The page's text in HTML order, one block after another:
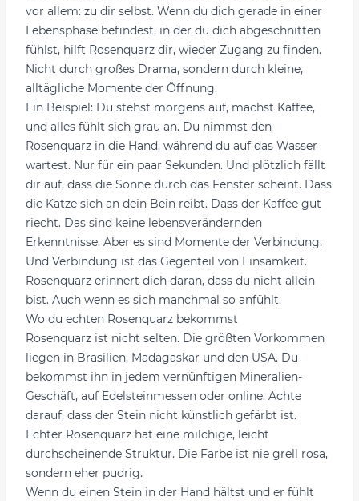
vor allem: zu dir selbst. Wenn du dich gerade in einer
Lebensphase befindest, in der du dich abgeschnitten
fühlst, hilft Rosenquarz dir, wieder Zugang zu finden.
Nicht durch großes Drama, sondern durch kleine,
alltägliche Momente der Öffnung.
Ein Beispiel: Du stehst morgens auf, machst Kaffee,
und alles fühlt sich grau an. Du nimmst den
Rosenquarz in die Hand, während du auf das Wasser
wartest. Nur für ein paar Sekunden. Und plötzlich fällt
dir auf, dass die Sonne durch das Fenster scheint. Dass
die Katze sich an dein Bein reibt. Dass der Kaffee gut
riecht. Das sind keine lebensverändernden
Erkenntnisse. Aber es sind Momente der Verbindung.
Und Verbindung ist das Gegenteil von Einsamkeit.
Rosenquarz erinnert dich daran, dass du nicht allein
bist. Auch wenn es sich manchmal so anfühlt.
Wo du echten Rosenquarz bekommst
Rosenquarz ist nicht selten. Die größten Vorkommen
liegen in Brasilien, Madagaskar und den USA. Du
bekommst ihn in jedem vernünftigen Mineralien-
Geschäft, auf Edelsteinmessen oder online. Achte
darauf, dass der Stein nicht künstlich gefärbt ist.
Echter Rosenquarz hat eine milchige, leicht
durchscheinende Struktur. Die Farbe ist nie grell rosa,
sondern eher pudrig.
Wenn du einen Stein in der Hand hältst und er fühlt